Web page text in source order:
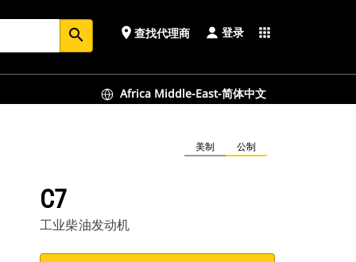
search place 查找代理商 登录 apps
Africa Middle-East-简体中文
美制 公制
C7
工业柴油发动机